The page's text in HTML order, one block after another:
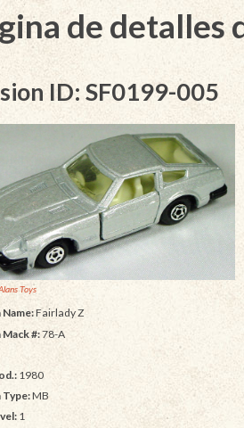
de detalles
ID: SF0199-005
Toys
Fairlady Z
#:78-A
1980
Type:MB
1